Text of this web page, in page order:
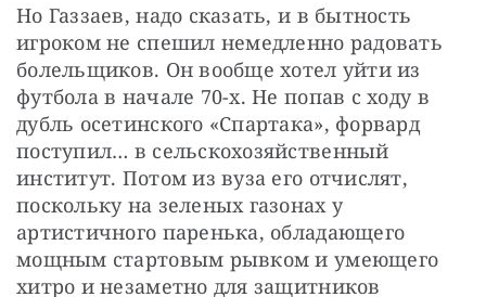
Но Газзаев, надо сказать, и в бытность
игроком не спешил немедленно радовать
болельщиков. Он вообще хотел уйти из
футбола в начале 70-х. Не попав с ходу в
дубль осетинского «Спартака», форвард
поступил… в сельскохозяйственный
институт. Потом из вуза его отчислят,
поскольку на зеленых газонах у
артистичного паренька, обладающего
мощным стартовым рывком и умеющего
хитро и незаметно для защитников